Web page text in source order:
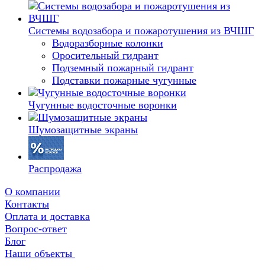
Системы водозабора и пожаротушения из ВЧШГ
Водоразборные колонки
Оросительный гидрант
Подземный пожарный гидрант
Подставки пожарные чугунные
Чугунные водосточные воронки
Шумозащитные экраны
Распродажа
О компании
Контакты
Оплата и доставка
Вопрос-ответ
Блог
Наши объекты